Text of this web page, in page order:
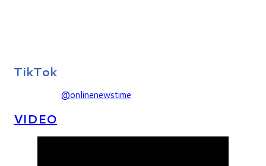
TikTok
@onlinenewstime
VIDEO